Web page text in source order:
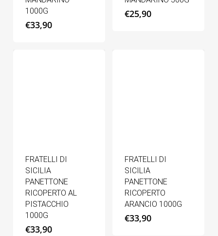
1000G
€33,90
€25,90
FRATELLI DI
SICILIA
PANETTONE
RICOPERTO AL
PISTACCHIO
1000G
€33,90
FRATELLI DI
SICILIA
PANETTONE
RICOPERTO
ARANCIO 1000G
€33,90